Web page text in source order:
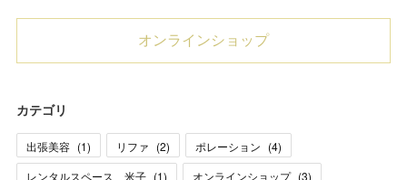
オンラインショップ
カテゴリ
出張美容 (1) リファ (2) ポレーション (4)
レンタルスペース 米子 (1) オンラインショップ (3)